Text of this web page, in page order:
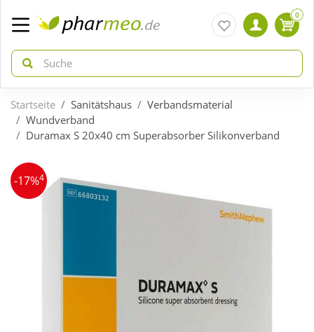
zurück
Aktuelle Coupons
Neuheiten
zurück
Arzneimittel
0
Startseite Sanitätshaus
Verbandsmaterial
Wundverband
Duramax S 20x40 cm Superabsorber Silikonverband
-17%4